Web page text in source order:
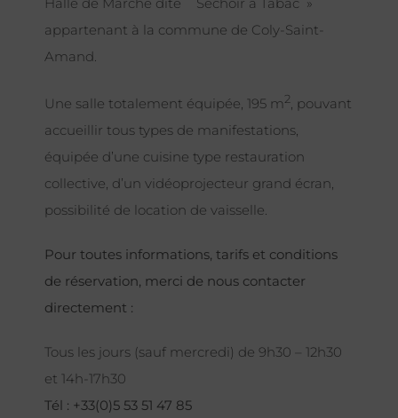
Halle de Marché dite ¨ Séchoir à Tabac »
appartenant à la commune de Coly-Saint-
Amand.
Une salle totalement équipée, 195 m2, pouvant
accueillir tous types de manifestations,
équipée d’une cuisine type restauration
collective, d’un vidéoprojecteur grand écran,
possibilité de location de vaisselle.
Pour toutes informations, tarifs et conditions
de réservation, merci de nous contacter
directement :
Tous les jours (sauf mercredi) de 9h30 – 12h30
et 14h-17h30
Tél : +33(0)5 53 51 47 85